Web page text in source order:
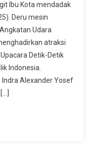
Ibu Kota mendadak
Deru mesin
Udara
atraksi
Detik-Detik
Indonesia.
Indra Alexander Yosef